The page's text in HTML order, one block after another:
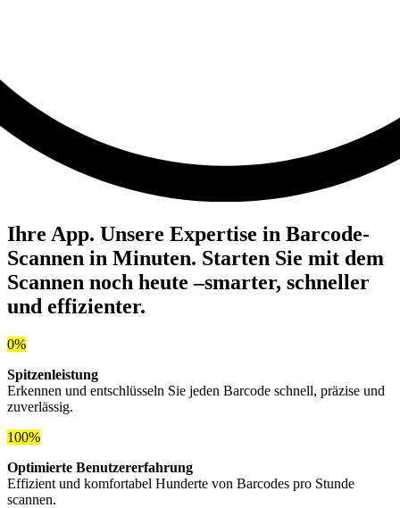
Ihre App. Unsere Expertise in Barcode-
Scannen in Minuten. Starten Sie mit dem
Scannen noch heute –smarter, schneller
und effizienter.
0%
Spitzenleistung
Erkennen und entschlüsseln Sie jeden Barcode schnell, präzise und
zuverlässig.
100%
Optimierte Benutzererfahrung
Effizient und komfortabel Hunderte von Barcodes pro Stunde
scannen.